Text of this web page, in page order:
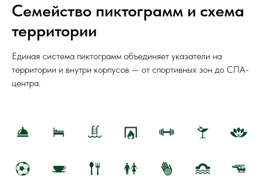
Семейство пиктограмм и схема
территории
Единая система пиктограмм объединяет указатели на
территории и внутри корпусов — от спортивных зон до СПА-
центра.